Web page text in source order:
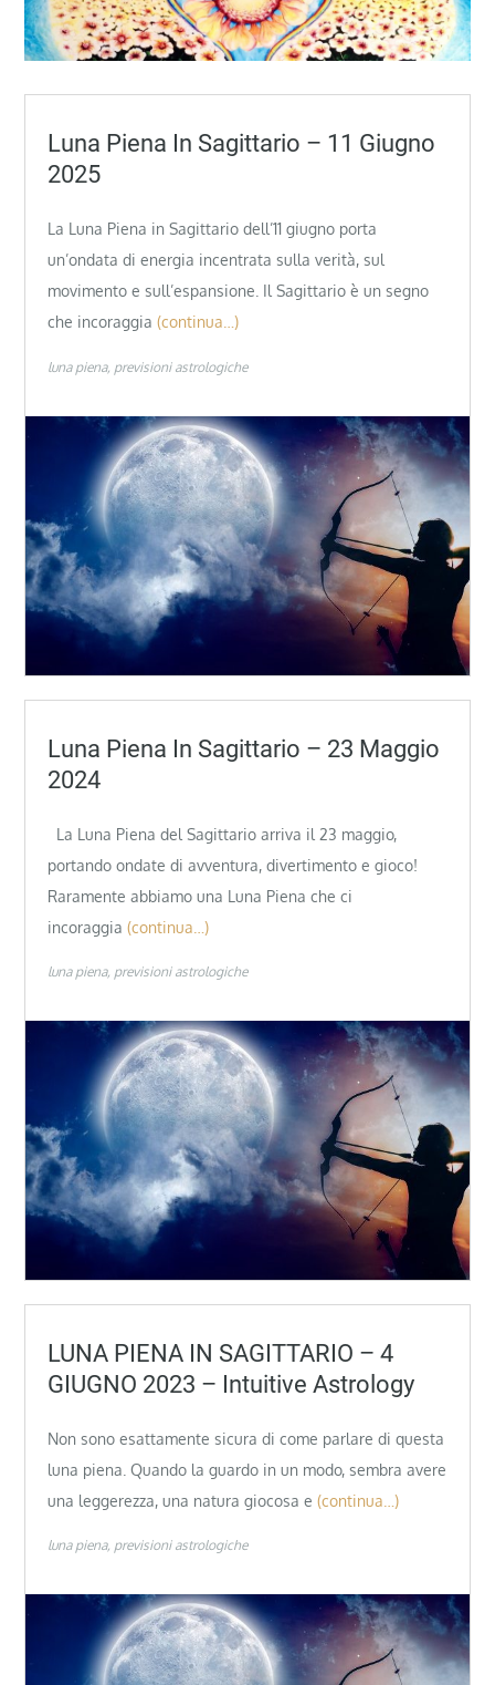
Luna Piena In Sagittario – 11 Giugno
2025
La Luna Piena in Sagittario dell’11 giugno porta
un’ondata di energia incentrata sulla verità, sul
movimento e sull’espansione. Il Sagittario è un segno
che incoraggia (continua…)
luna piena previsioni astrologiche
Luna Piena In Sagittario – 23 Maggio
2024
La Luna Piena del Sagittario arriva il 23 maggio,
portando ondate di avventura, divertimento e gioco!
Raramente abbiamo una Luna Piena che ci
incoraggia (continua…)
luna piena previsioni astrologiche
LUNA PIENA IN SAGITTARIO – 4
GIUGNO 2023 – Intuitive Astrology
Non sono esattamente sicura di come parlare di questa
luna piena. Quando la guardo in un modo, sembra avere
una leggerezza, una natura giocosa e (continua…)
luna piena previsioni astrologiche